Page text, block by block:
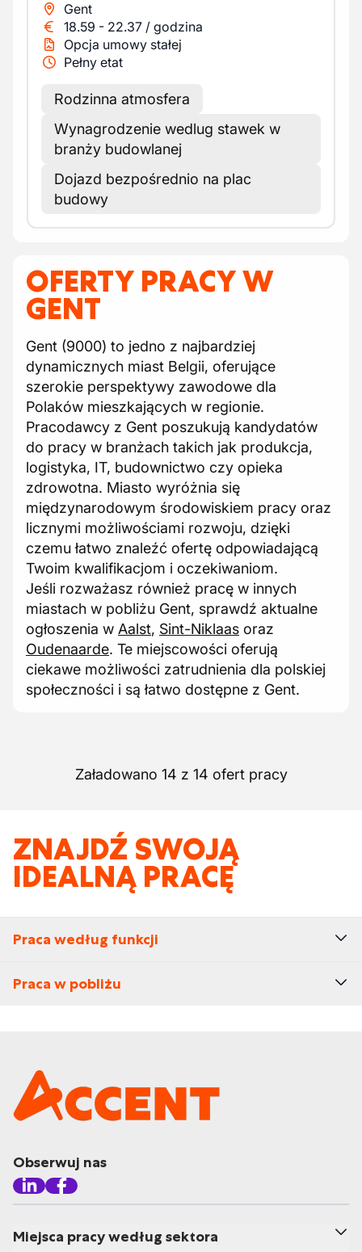
Gent
18.59 - 22.37 / godzina
Opcja umowy stałej
Pełny etat
Rodzinna atmosfera
Wynagrodzenie wedlug stawek w
branży budowlanej
Dojazd bezpośrednio na plac
budowy
OFERTY PRACY W
GENT
Gent (9000) to jedno z najbardziej
dynamicznych miast Belgii, oferujące
szerokie perspektywy zawodowe dla
Polaków mieszkających w regionie.
Pracodawcy z Gent poszukują kandydatów
do pracy w branżach takich jak produkcja,
logistyka, IT, budownictwo czy opieka
zdrowotna. Miasto wyróżnia się
międzynarodowym środowiskiem pracy oraz
licznymi możliwościami rozwoju, dzięki
czemu łatwo znaleźć ofertę odpowiadającą
Twoim kwalifikacjom i oczekiwaniom.
Jeśli rozważasz również pracę w innych
miastach w pobliżu Gent, sprawdź aktualne
ogłoszenia w Aalst, Sint-Niklaas oraz
Oudenaarde. Te miejscowości oferują
ciekawe możliwości zatrudnienia dla polskiej
społeczności i są łatwo dostępne z Gent.
Załadowano 14 z 14 ofert pracy
ZNAJDŹ SWOJĄ
IDEALNĄ PRACĘ
Praca według funkcji
Praca w pobliżu
Obserwuj nas
Miejsca pracy według sektora